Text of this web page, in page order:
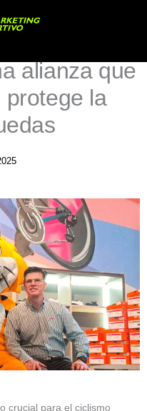
alianza que
protege la
crucial para el ciclismo